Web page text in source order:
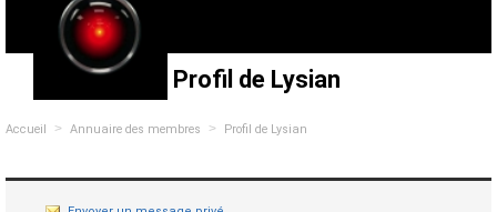
Profil de Lysian
Accueil > Annuaire des membres > Profil de Lysian